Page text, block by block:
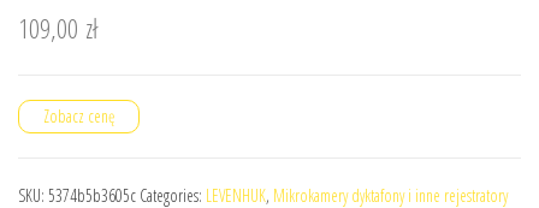
109,00 zł
Zobacz cenę
SKU: 5374b5b3605c Categories: LEVENHUK, Mikrokamery dyktafony i inne rejestratory